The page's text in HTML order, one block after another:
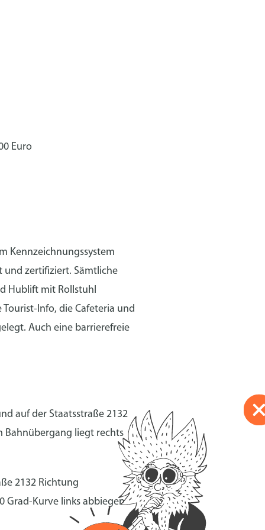
Euro
Kennzeichnungssystem
und zertifiziert. Sämtliche
Hublift mit Rollstuhl
Info, die Cafeteria und
Auch eine barrierefreie
auf der Staatsstraße 2132
Bahnübergang liegt rechts
2132 Richtung
Grad-Kurve links abbiegen